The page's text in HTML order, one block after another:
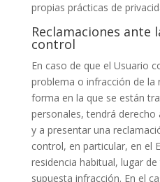
propias prácticas de
Reclamaciones ante
control
En caso de que el Usuario
problema o infracción de la
forma en la que se están
personales, tendrá
y a presentar una
control, en particular, en el
residencia habitual, lugar
supuesta infracción. En el